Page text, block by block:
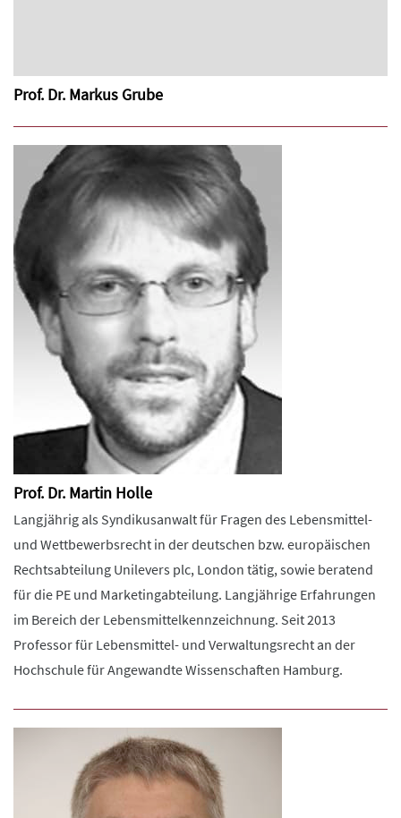
Prof. Dr. Markus Grube
Prof. Dr. Martin Holle
Langjährig als Syndikusanwalt für Fragen des Lebensmittel-
und Wettbewerbsrecht in der deutschen bzw. europäischen
Rechtsabteilung Unilevers plc, London tätig, sowie beratend
für die PE und Marketingabteilung. Langjährige Erfahrungen
im Bereich der Lebensmittelkennzeichnung. Seit 2013
Professor für Lebensmittel- und Verwaltungsrecht an der
Hochschule für Angewandte Wissenschaften Hamburg.